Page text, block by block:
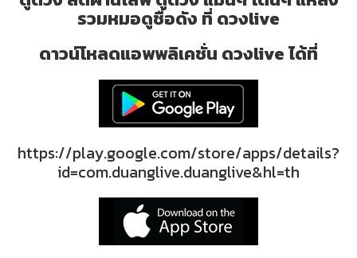
รวมหมอดูชื่อดัง ที่ ดวงlive
ดาวน์โหลดแอพพลิเคชั่น ดวงlive ได้ที่
https://play.google.com/store/apps/details?
id=com.duanglive.duanglive&hl=th